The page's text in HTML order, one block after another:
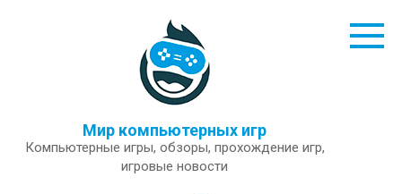
Мир компьютерных игр
Компьютерные игры, обзоры, прохождение игр,
игровые новости